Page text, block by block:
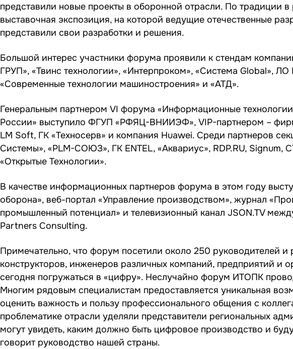
представили новые проекты в оборонной отрасли. По традиции
выставочная экспозиция, на которой ведущие отечественные
представили свои разработки и решения.
Большой интерес участники форума проявили к стендам
ГРУП», «Твинс технологии», «Интерпроком», «Система Global»,
«Современные технологии машиностроения» и «АТД».
Генеральным партнером VI форума «Информационные
России» выступило ФГУП «РФЯЦ-ВНИИЭФ», VIP-партнером –
LM Soft, ГК «Техносерв» и компания Huawei. Среди партнеров
Системы», «PLM-СОЮЗ», ГК ENTEL, «Аквариус», RDP.RU,
«Открытые Технологии».
В качестве информационных партнеров форума в этом году
оборона», веб-портал «Управление производством», журнал
промышленный потенциал» и телевизионный канал JSON.TV
Partners Consulting.
Примечательно, что форум посетили около 250 руководителей и
конструкторов, инженеров различных компаний, предприятий и
сегодня погружаться в «цифру». Неслучайно форум ИТОПК
Многим рядовым специалистам предоставляется уникальная
оценить важность и пользу профессионального общения с
проблематике отрасли уделяли представители региональных
могут увидеть, каким должно быть цифровое производство и
говорит руководство нашей страны.